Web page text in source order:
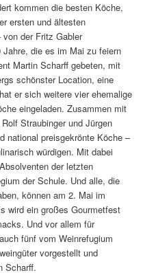
kommen die besten Köche,
ersten und ältesten
der Fritz Gabler
die es im Mai zu feiern
Martin Scharff gebeten, mit
schönster Location, eine
er sich weitere vier ehemalige
eingeladen. Zusammen mit
Straubinger und Jürgen
national preisgekrönte Köche –
würdigen. Mit dabei
der letzten
der Schule. Und alle, die
können am 2. Mai im
wird ein großes Gourmetfest
Und vor allem für
fünf vom Weinrefugium
vorgestellt und
Scharff.